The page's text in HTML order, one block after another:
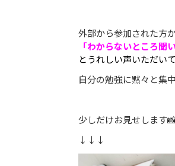
外部から参加された方
「わからないところ聞
とうれしい声いただい
自分の勉強に黙々と集
少しだけお見せします
↓↓↓